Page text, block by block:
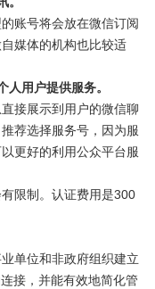
账号将会放在微信订阅
媒体的机构也比较适
用户提供服务。
接展示到用户的微信聊
荐选择服务号，因为服
更好的利用公众平台服
限制。认证费用是300
单位和非政府组织建立
接，并能有效地简化管